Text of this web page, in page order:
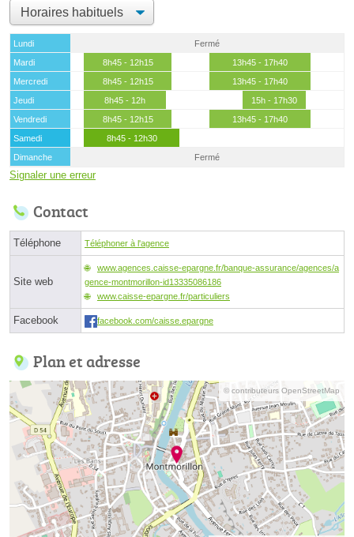
Lundi
Fermé
Mardi
8h45 - 12h15
13h45 - 17h40
Mercredi
8h45 - 12h15
13h45 - 17h40
Jeudi
8h45 - 12h
15h - 17h30
Vendredi
8h45 - 12h15
13h45 - 17h40
Samedi
8h45 - 12h30
Dimanche
Fermé
Signaler une erreur
Contact
Téléphone Téléphoner à l'agence
Site web
www.agences.caisse-epargne.fr/banque-assurance/agences/a
gence-montmorillon-id13335086186
www.caisse-epargne.fr/particuliers
Facebook facebook.com/caisse.epargne
Plan et adresse
© contributeurs OpenStreetMap